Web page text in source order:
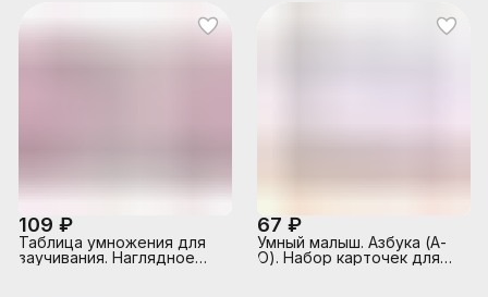
109 ₽
Таблица умножения для
заучивания. Наглядное
67 ₽
Умный малыш. Азбука (А-
О). Набор карточек для